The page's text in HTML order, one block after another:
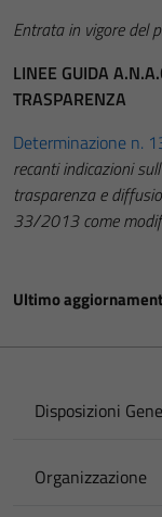
Entrata in vigore
LINEE GUIDA
TRASPARENZA
Determinazione n.
recanti indicazioni
trasparenza e
33/2013 come
Ultimo
Disposizioni
Organizzazione